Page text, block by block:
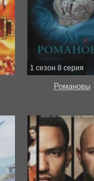
1 сезон 8 серия
Романовы